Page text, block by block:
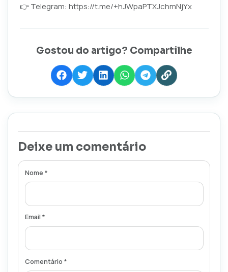
👉 Telegram: https://t.me/+hJWpaPTXJchmNjYx
Gostou do artigo? Compartilhe
Deixe um comentário
Nome *
Email *
Comentário *